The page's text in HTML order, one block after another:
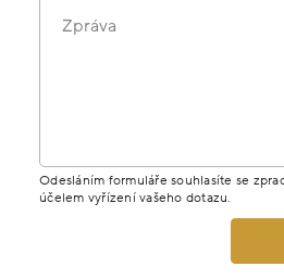
Zpráva
Odesláním formuláře souhlasíte se
účelem vyřízení vašeho dotazu.